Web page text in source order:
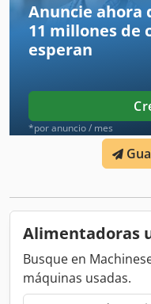
Anuncie ahora
11 millones de
esperan
*por anuncio / mes
Alimentadoras
Busque en
máquinas usadas.